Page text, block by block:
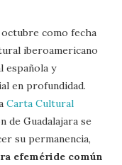
como fecha
iberoamericano
española y
en profundidad.
Carta Cultural
de Guadalajara se
su permanencia,
efeméride común